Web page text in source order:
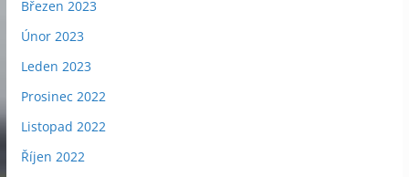
Březen 2023
Únor 2023
Leden 2023
Prosinec 2022
Listopad 2022
Říjen 2022